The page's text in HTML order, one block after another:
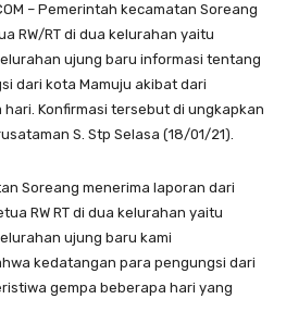
COM – Pemerintah kecamatan Soreang
RW/RT di dua kelurahan yaitu
ujung baru informasi tentang
dari kota Mamuju akibat dari
Konfirmasi tersebut di ungkapkan
S. Stp Selasa (18/01/21).
Soreang menerima laporan dari
RW RT di dua kelurahan yaitu
ujung baru kami
kedatangan para pengungsi dari
gempa beberapa hari yang